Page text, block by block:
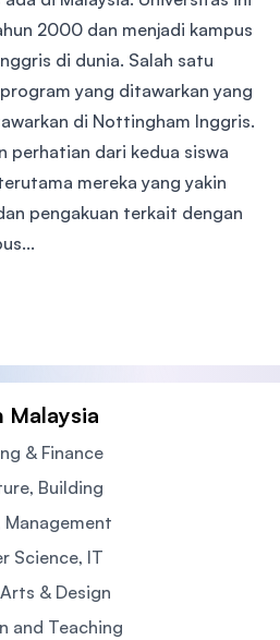
2000 dan menjadi kampus
di dunia. Salah satu
yang ditawarkan yang
di Nottingham Inggris.
perhatian dari kedua siswa
mereka yang yakin
pengakuan terkait dengan
Malaysia
& Finance
Building
Management
Science, IT
& Design
and Teaching